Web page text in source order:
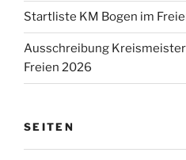
Startliste KM Bogen im
Ausschreibung
Freien 2026
SEITEN